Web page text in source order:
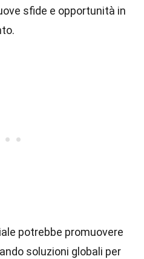
sfide e opportunità in
potrebbe promuovere
soluzioni globali per